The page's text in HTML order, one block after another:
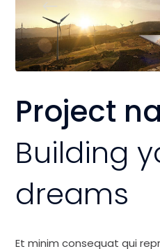
Project
Building
dreams
Et minim consequat qui